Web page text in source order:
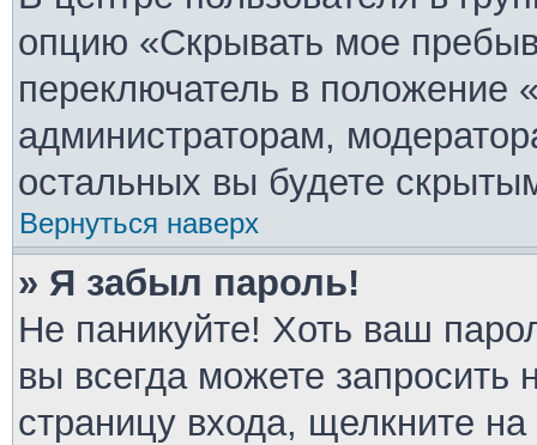
опцию «Скрывать мое
переключатель в положение
администраторам,
остальных вы будете
Вернуться наверх
» Я забыл пароль!
Не паникуйте! Хоть ваш
вы всегда можете запросить
страницу входа, щелкните